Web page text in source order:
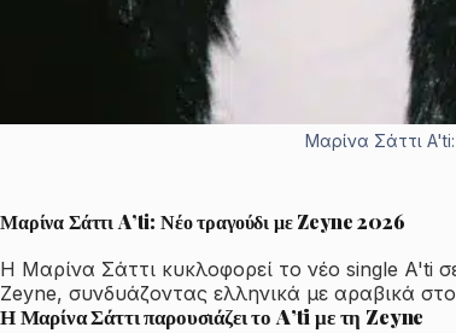
Μαρίνα Σάττι
Μαρίνα Σάττι A’ti: Νέο τραγούδι με Zeyne 2026
Η Μαρίνα Σάττι κυκλοφορεί το νέο single A'ti
Zeyne, συνδυάζοντας ελληνικά με αραβικά
Η Μαρίνα Σάττι παρουσιάζει το A’ti με τη Zeyne